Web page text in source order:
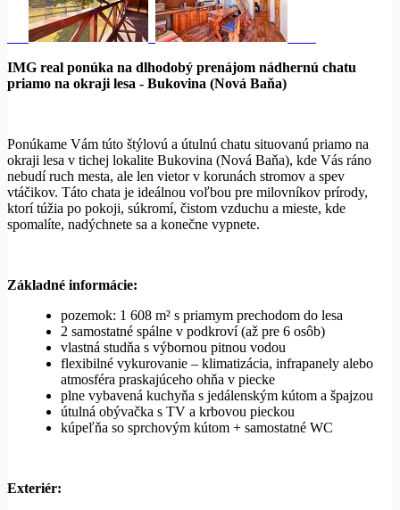
IMG real ponúka na dlhodobý prenájom nádhernú chatu
priamo na okraji lesa - Bukovina (Nová Baňa)
Ponúkame Vám túto štýlovú a útulnú chatu situovanú priamo na
okraji lesa v tichej lokalite Bukovina (Nová Baňa), kde Vás ráno
nebudí ruch mesta, ale len vietor v korunách stromov a spev
vtáčikov. Táto chata je ideálnou voľbou pre milovníkov prírody,
ktorí túžia po pokoji, súkromí, čistom vzduchu a mieste, kde
spomalíte, nadýchnete sa a konečne vypnete.
Základné informácie:
pozemok: 1 608 m² s priamym prechodom do lesa
2 samostatné spálne v podkroví (až pre 6 osôb)
vlastná studňa s výbornou pitnou vodou
flexibilné vykurovanie – klimatizácia, infrapanely alebo
atmosféra praskajúceho ohňa v piecke
plne vybavená kuchyňa s jedálenským kútom a špajzou
útulná obývačka s TV a krbovou pieckou
kúpeľňa so sprchovým kútom + samostatné WC
Exteriér: